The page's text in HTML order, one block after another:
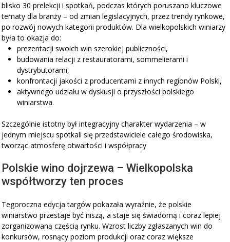
blisko 30 prelekcji i spotkań, podczas których poruszano kluczowe
tematy dla branży – od zmian legislacyjnych, przez trendy rynkowe,
po rozwój nowych kategorii produktów. Dla wielkopolskich winiarzy
była to okazja do:
prezentacji swoich win szerokiej publiczności,
budowania relacji z restauratorami, sommelierami i
dystrybutorami,
konfrontacji jakości z producentami z innych regionów Polski,
aktywnego udziału w dyskusji o przyszłości polskiego
winiarstwa.
Szczególnie istotny był integracyjny charakter wydarzenia – w
jednym miejscu spotkali się przedstawiciele całego środowiska,
tworząc atmosferę otwartości i współpracy
Polskie wino dojrzewa – Wielkopolska
współtworzy ten proces
Tegoroczna edycja targów pokazała wyraźnie, że polskie
winiarstwo przestaje być niszą, a staje się świadomą i coraz lepiej
zorganizowaną częścią rynku. Wzrost liczby zgłaszanych win do
konkursów, rosnący poziom produkcji oraz coraz większe